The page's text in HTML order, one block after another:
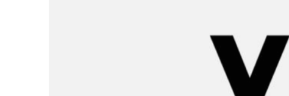
Les projets